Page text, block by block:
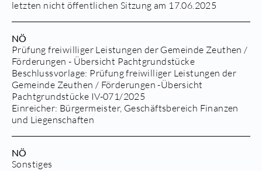
letzten nicht öffentlichen Sitzung am 17.06.2025
NÖ
Prüfung freiwilliger Leistungen der Gemeinde Zeuthen /
Förderungen - Übersicht Pachtgrundstücke
Beschlussvorlage: Prüfung freiwilliger Leistungen der
Gemeinde Zeuthen / Förderungen -Übersicht
Pachtgrundstücke IV-071/2025
Einreicher: Bürgermeister, Geschäftsbereich Finanzen
und Liegenschaften
NÖ
Sonstiges